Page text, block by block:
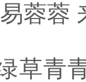
蓉蓉
草青